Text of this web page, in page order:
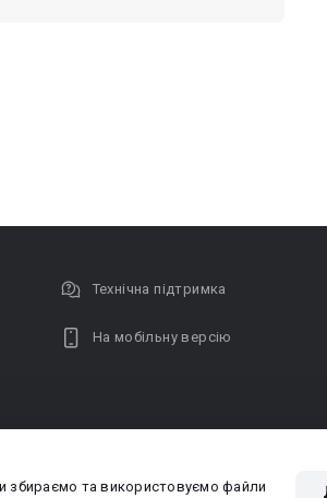
збираємо та використовуємо файли
Технічна підтримка
На мобільну версію
Privacy